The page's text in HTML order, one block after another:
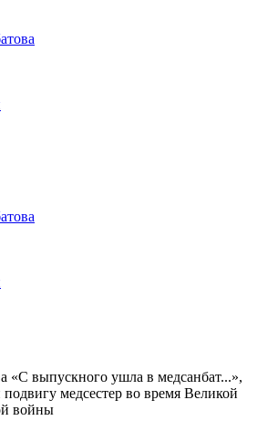
«С выпускного ушла в медсанбат...»,
медсестер во время Великой
войны